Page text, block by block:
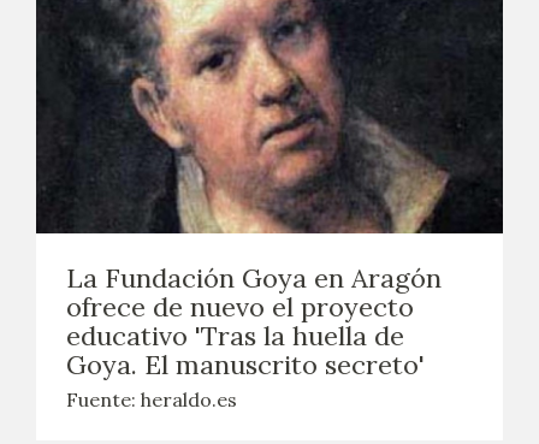
La Fundación Goya en Aragón
ofrece de nuevo el proyecto
educativo 'Tras la huella de
Goya. El manuscrito secreto'
Fuente: heraldo.es